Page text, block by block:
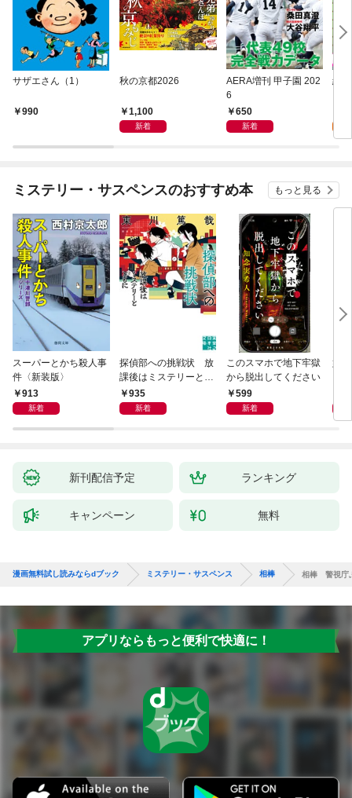
サザエさん（1）
990
秋の京都2026
1,100
新着
AERA増刊 甲子園 202
6
650
新着
終
ミステリー・サスペンスのおすすめ本 もっと見る
スーパーとかち殺人事
件〈新装版〉
913
新着
探偵部への挑戦状 放
課後はミステリーとと
もに 新装版
935
新着
このスマホで地下牢獄
から脱出してください
599
新着
姐
新刊配信予定 ランキング
キャンペーン 無料
漫画無料試し読みならdブック ミステリー・サスペンス 相棒 相棒 警視庁
アプリならもっと便利で快適に！